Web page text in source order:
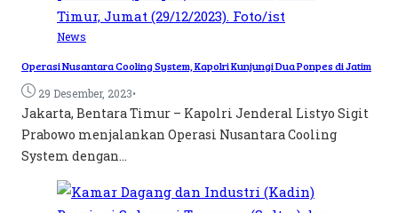
News
Operasi Nusantara Cooling System, Kapolri Kunjungi Dua Ponpes di Jatim
29 Desember, 2023•
Jakarta, Bentara Timur – Kapolri Jenderal Listyo Sigit
Prabowo menjalankan Operasi Nusantara Cooling
System dengan...